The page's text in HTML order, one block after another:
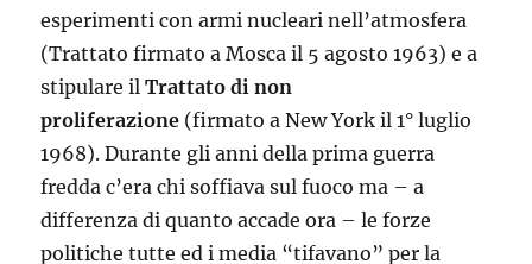
esperimenti con armi nucleari nell’atmosfera
(Trattato firmato a Mosca il 5 agosto 1963) e a
stipulare ilTrattato di non
proliferazione (firmato a New York il 1° luglio
1968). Durante gli anni della prima guerra
fredda c’era chi soffiava sul fuoco ma – a
differenza di quanto accade ora – le forze
politiche tutte ed i media “tifavano” per la